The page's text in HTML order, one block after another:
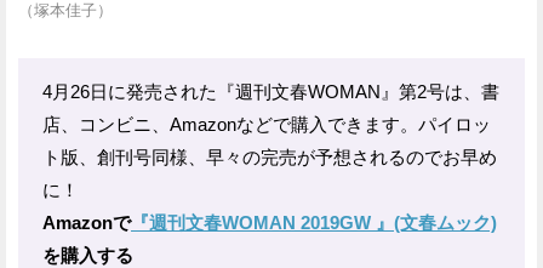
（塚本佳子）
4月26日に発売された『週刊文春WOMAN』第2号は、書
店、コンビニ、Amazonなどで購入できます。パイロッ
ト版、創刊号同様、早々の完売が予想されるのでお早め
に！
Amazonで『週刊文春WOMAN 2019GW 』(文春ムック)
を購入する